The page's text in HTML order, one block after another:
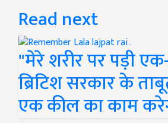
Read next
"मेरे शरीर पर पड़ी
ब्रिटिश सरकार के
एक कील का काम